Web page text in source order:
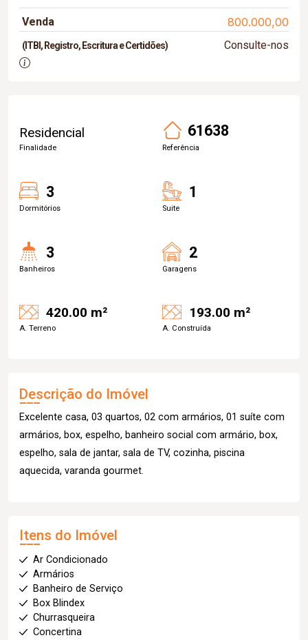
Venda 800.000,00
(ITBI, Registro, Escritura e Certidões) Consulte-nos
Residencial
Finalidade
61638
Referência
3
Dormitórios
1
Suite
3
Banheiros
2
Garagens
420.00 m²
A. Terreno
193.00 m²
A. Construída
Descrição do Imóvel
Excelente casa, 03 quartos, 02 com armários, 01 suíte com
armários, box, espelho, banheiro social com armário, box,
espelho, sala de jantar, sala de TV, cozinha, piscina
aquecida, varanda gourmet.
Itens do Imóvel
Ar Condicionado
Armários
Banheiro de Serviço
Box Blindex
Churrasqueira
Concertina